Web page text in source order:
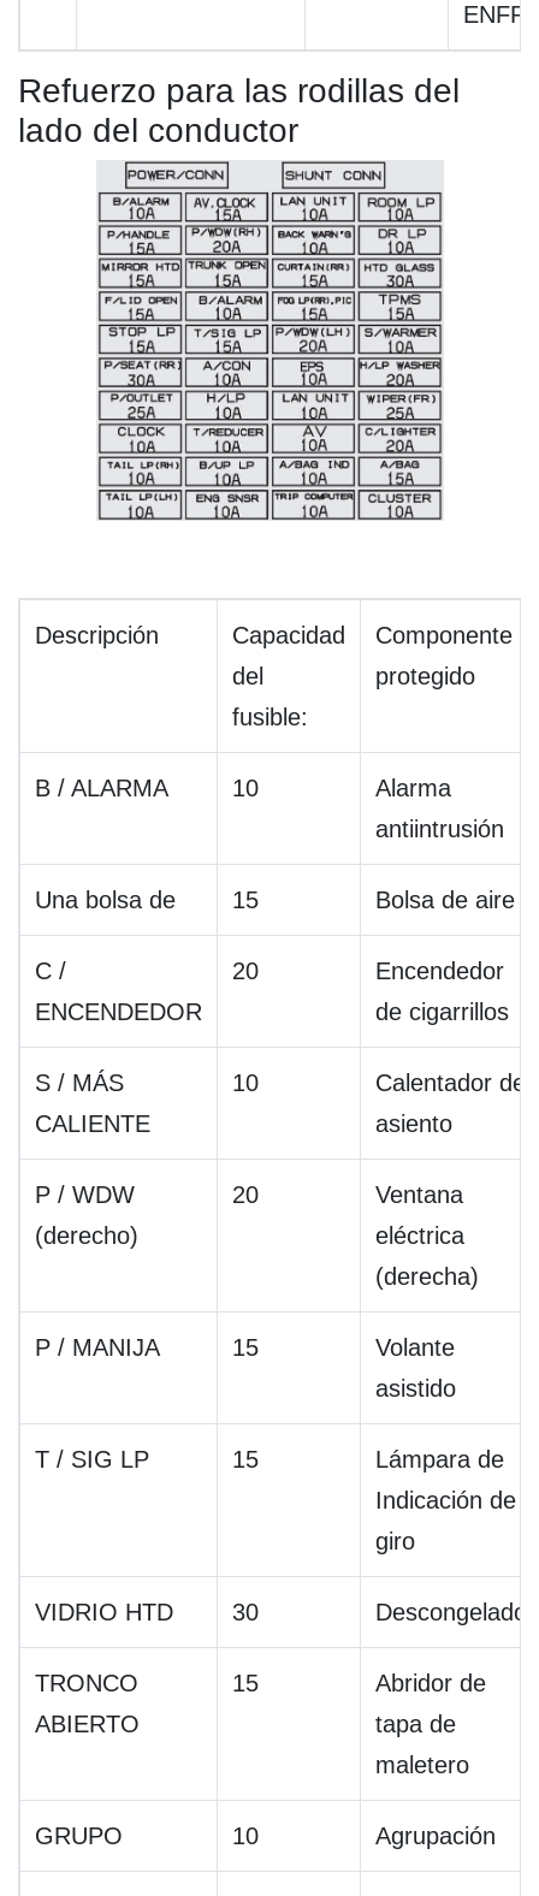
Refuerzo para las rodillas del
lado del conductor
Descripción
Capacidad
del
fusible:
Componente
protegido
B / ALARMA 10
Alarma
antiintrusión
Una bolsa de 15 Bolsa de aire
C /
ENCENDEDOR
20
Encendedor
de cigarrillos
S / MÁS
CALIENTE
10
Calentador de
asiento
P / WDW
(derecho)
20
Ventana
eléctrica
(derecha)
P / MANIJA 15
Volante
asistido
T / SIG LP 15
Lámpara de
Indicación de
giro
VIDRIO HTD 30 Descongelador
TRONCO
ABIERTO
15
Abridor de
tapa de
maletero
GRUPO 10 Agrupación